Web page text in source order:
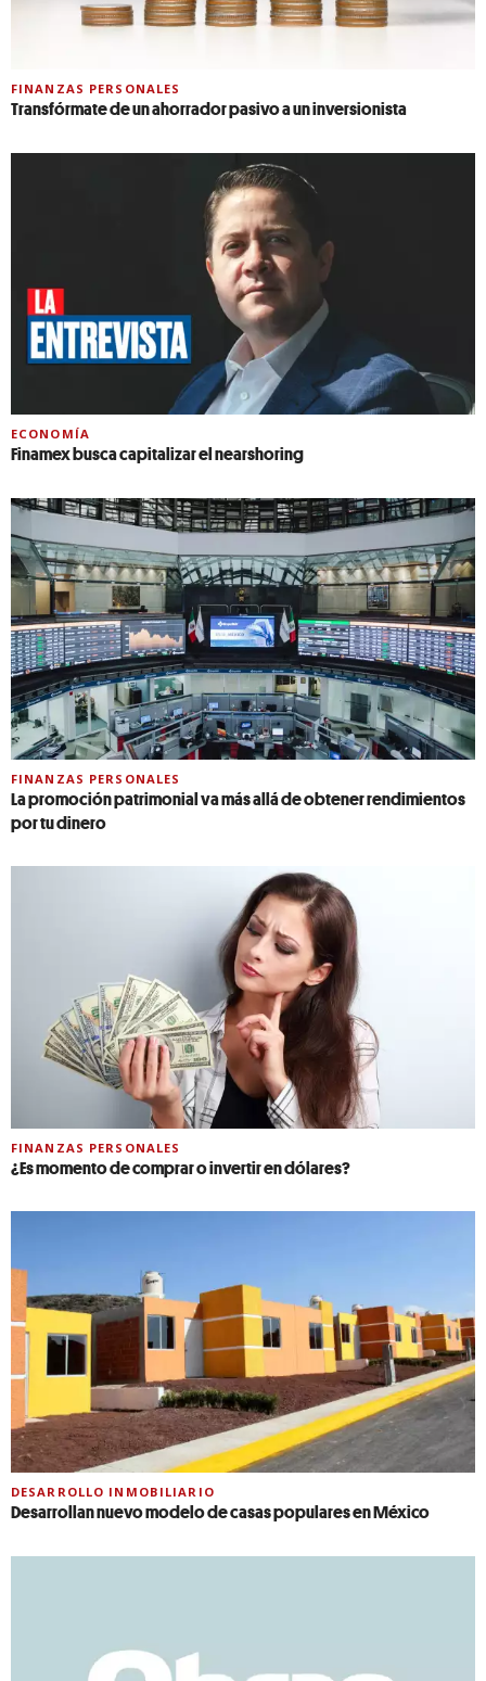
FINANZAS PERSONALES
Transfórmate de un ahorrador pasivo a un inversionista
ECONOMÍA
Finamex busca capitalizar el nearshoring
FINANZAS PERSONALES
La promoción patrimonial va más allá de obtener rendimientos
por tu dinero
FINANZAS PERSONALES
¿Es momento de comprar o invertir en dólares?
DESARROLLO INMOBILIARIO
Desarrollan nuevo modelo de casas populares en México